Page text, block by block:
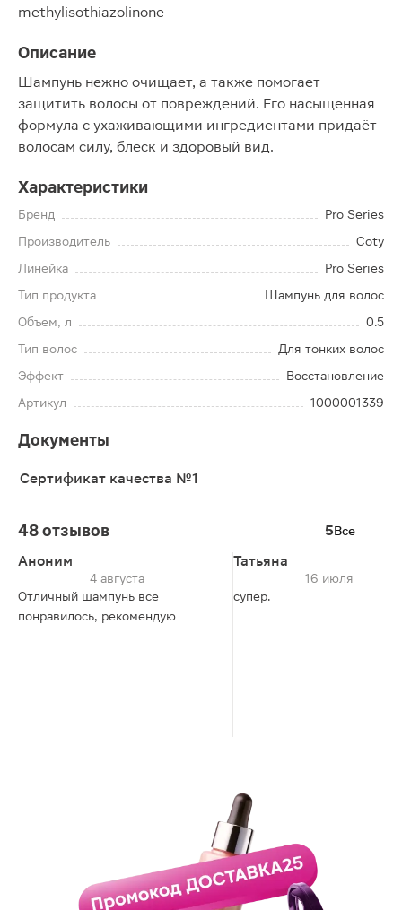
methylisothiazolinone
Описание
Шампунь нежно очищает, а также помогает
защитить волосы от повреждений. Его насыщенная
формула с ухаживающими ингредиентами придаёт
волосам силу, блеск и здоровый вид.
Характеристики
Бренд
Pro Series
Производитель
Coty
Линейка
Pro Series
Тип продукта
Шампунь для волос
Объем, л
0.5
Тип волос
Для тонких волос
Эффект
Восстановление
Артикул
1000001339
Документы
Сертификат качества №1
48 отзывов 5Все
Аноним
4 августа
Отличный шампунь все
понравилось, рекомендую
Татьяна
16 июля
супер.